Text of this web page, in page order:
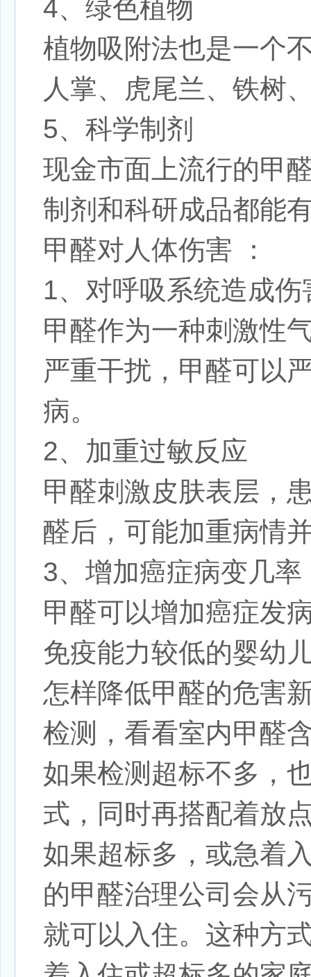
4、绿色植物
植物吸附法也是一个
人掌、虎尾兰、铁树
5、科学制剂
现金市面上流行的甲
制剂和科研成品都能
甲醛对人体伤害
：
1、对呼吸系统造成伤
甲醛作为一种刺激性
严重干扰，甲醛可以
病。
2、加重过敏反应
甲醛刺激皮肤表层，
醛后，可能加重病情
3、增加癌症病变几率
甲醛可以增加癌症发
免疫能力较低的婴幼
怎样降低甲醛的危害
检测，看看室内甲醛
如果检测超标不多，
式，同时再搭配着放
如果超标多，或急着
的甲醛治理公司会从
就可以入住。这种方